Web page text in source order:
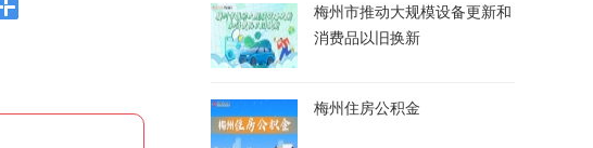
梅州市推动大规模设备更新和
消费品以旧换新
梅州住房公积金